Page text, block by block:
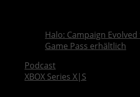
Halo: Campaign
Game Pass erhältlich
Podcast
XBOX Series X|S